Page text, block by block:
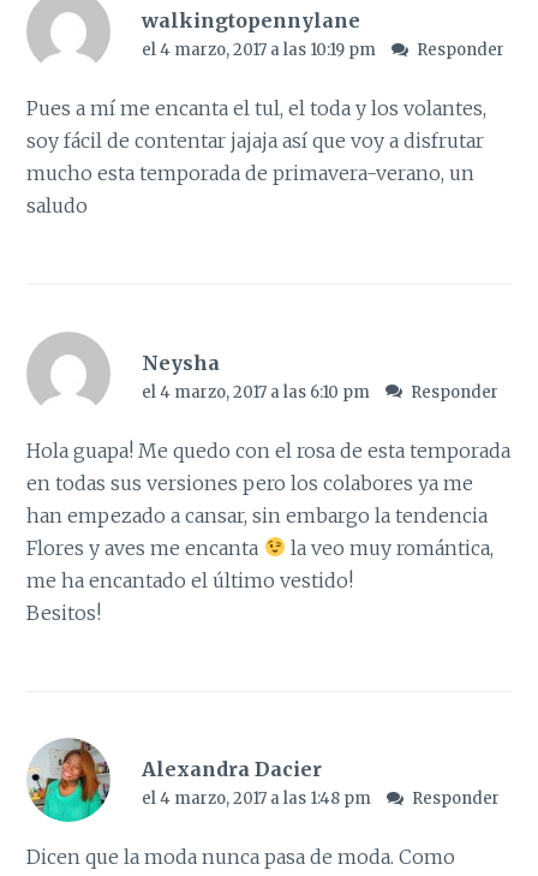
walkingtopennylane
el 4 marzo, 2017 a las 10:19 pm Responder
Pues a mí me encanta el tul, el toda y los volantes,
soy fácil de contentar jajaja así que voy a disfrutar
mucho esta temporada de primavera-verano, un
saludo
Neysha
el 4 marzo, 2017 a las 6:10 pm Responder
Hola guapa! Me quedo con el rosa de esta temporada
en todas sus versiones pero los colabores ya me
han empezado a cansar, sin embargo la tendencia
Flores y aves me encanta
la veo muy romántica,
me ha encantado el último vestido!
Besitos!
Alexandra Dacier
el 4 marzo, 2017 a las 1:48 pm Responder
Dicen que la moda nunca pasa de moda. Como